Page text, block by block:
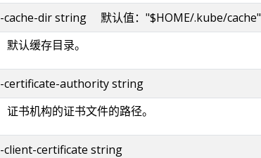
cache-dir string 默认值："$HOME/.kube/cache"
默认缓存目录。
certificate-authority string
证书机构的证书文件的路径。
client-certificate string